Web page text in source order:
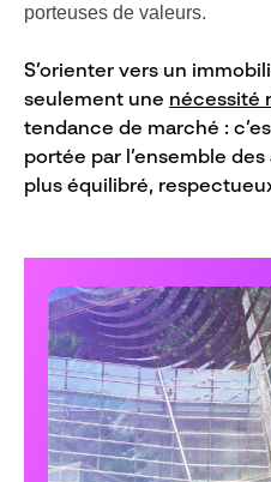
porteuses de valeurs.
S’orienter vers un
seulement une nécessité
tendance de marché :
portée par l’ensemble
plus équilibré,